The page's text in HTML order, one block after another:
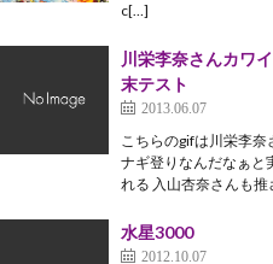
c[…]
川栄李奈さんカワ
末テスト
2013.06.07
こちらのgifは川栄李奈
ナギ登りなんだなぁと
れる 入山杏奈さんも
水星3000
2012.10.07